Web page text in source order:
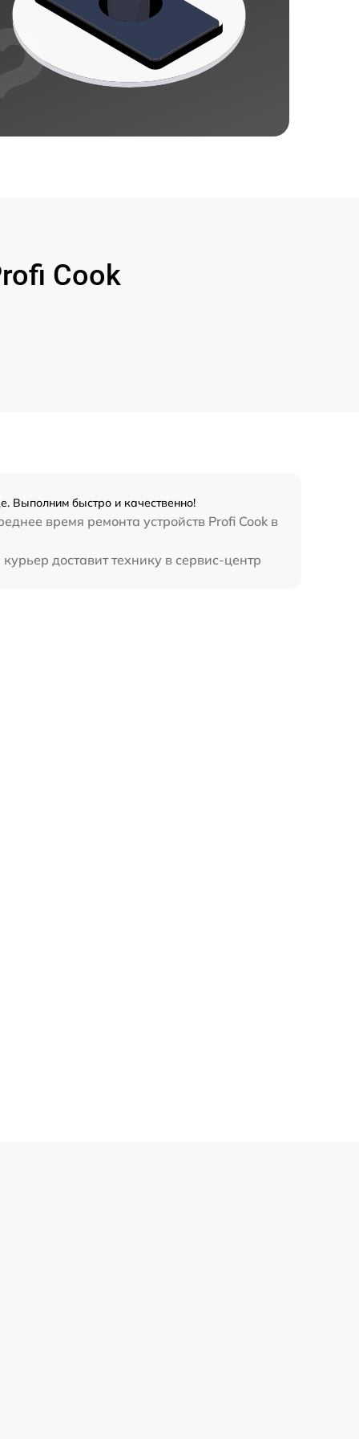
Cook
Выполним быстро и качественно!
время ремонта устройств Profi Cook в
доставит технику в сервис-центр